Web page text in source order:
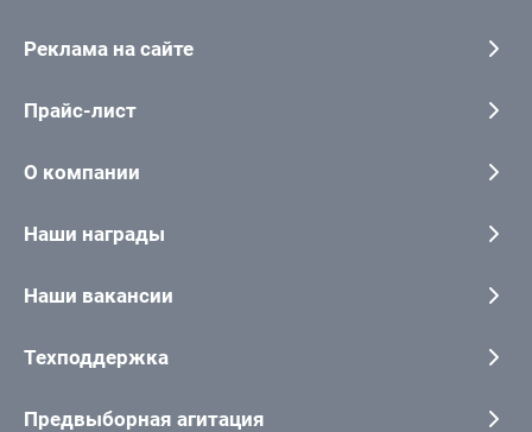
Реклама на сайте
Прайс-лист
О компании
Наши награды
Наши вакансии
Техподдержка
Предвыборная агитация